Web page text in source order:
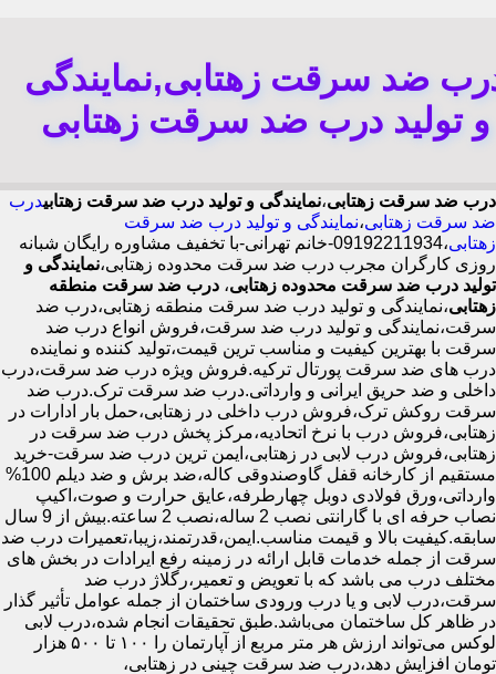
ضد سرقت زهتابی,نمایندگی
و تولید درب ضد سرقت زهتابی
درب ضد سرقت زهتابی،نمایندگی و تولید درب ضد سرقت زهتابیدرب
ضد سرقت زهتابی،نمایندگی و تولید درب ضد سرقت
زهتابی
،09192211934-خانم تهرانی-با تخفیف مشاوره رایگان شبانه
روزی کارگران مجرب درب ضد سرقت محدوده زهتابی،نمایندگی و
تولید درب ضد سرقت محدوده زهتابی، درب ضد سرقت منطقه
زهتابی،نمایندگی و تولید درب ضد سرقت منطقه زهتابی،درب ضد
سرقت،نمایندگی و تولید درب ضد سرقت،فروش انواع درب ضد
سرقت با بهترین کیفیت و مناسب ترین قیمت،تولید کننده و نماینده
درب های ضد سرقت پورتال ترکیه.فروش ویژه درب ضد سرقت،درب
داخلی و ضد حریق ایرانی و وارداتی.درب ضد سرقت ترک.درب ضد
سرقت روکش ترک،فروش درب داخلی در زهتابی،حمل بار ادارات در
زهتابی،فروش درب با نرخ اتحادیه،مرکز پخش درب ضد سرقت در
زهتابی،فروش درب لابی در زهتابی،ایمن ترین درب ضد سرقت-خرید
مستقیم از کارخانه قفل گاوصندوقی کاله،ضد برش و ضد دیلم 100%
وارداتی،ورق فولادی دوبل چهارطرفه،عایق حرارت و صوت،اکیپ
نصاب حرفه ای با گارانتی نصب 2 ساله،نصب 2 ساعته.بیش از 9 سال
سابقه.کیفیت بالا و قیمت مناسب.ایمن،قدرتمند،زیبا،تعمیرات درب ضد
سرقت از جمله خدمات قابل ارائه در زمینه رفع ایرادات در بخش های
مختلف درب می باشد که با تعویض و تعمیر،رگلاژ درب ضد
سرقت،درب لابی و یا درب ورودی ساختمان از جمله عوامل تأثیر گذار
در ظاهر کل ساختمان می‌باشد.طبق تحقیقات انجام شده،درب لابی
لوکس می‌تواند ارزش هر متر مربع از آپارتمان را ۱۰۰ تا ۵۰۰ هزار
تومان افزایش دهد،درب ضد سرقت چینی در زهتابی،